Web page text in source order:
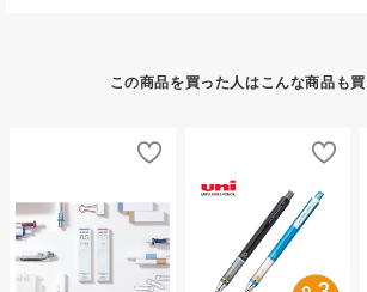
この商品を買った人はこんな商品も